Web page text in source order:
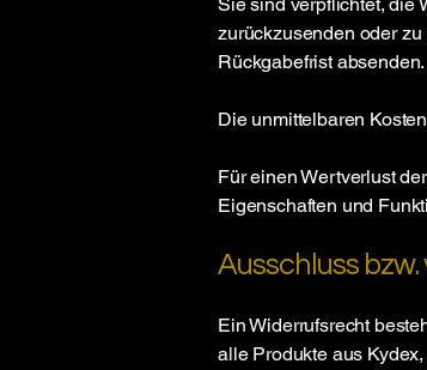
zurückzusenden oder
Rückgabefrist absenden.
Die unmittelbaren
Für einen Wertverlust
Eigenschaften und
Ausschluss
Ein Widerrufsrecht
alle Produkte aus